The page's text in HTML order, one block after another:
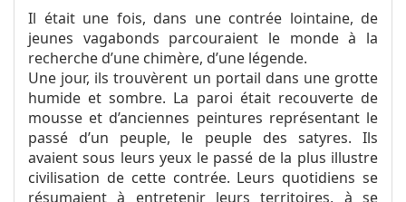
Il était une fois, dans une contrée lointaine, de
jeunes vagabonds parcouraient le monde à la
recherche d’une chimère, d’une légende.
Une jour, ils trouvèrent un portail dans une grotte
humide et sombre. La paroi était recouverte de
mousse et d’anciennes peintures représentant le
passé d’un peuple, le peuple des satyres. Ils
avaient sous leurs yeux le passé de la plus illustre
civilisation de cette contrée. Leurs quotidiens se
résumaient à entretenir leurs territoires, à se